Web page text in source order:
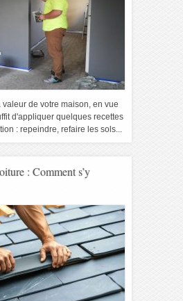
valeur de votre maison, en vue
d'appliquer quelques recettes
: repeindre, refaire les sols...
: Comment s’y